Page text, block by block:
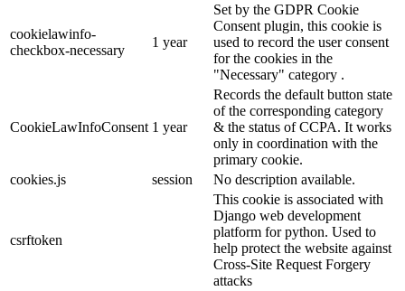
cookielawinfo-
checkbox-necessary
1 year
Set by the GDPR Cookie
Consent plugin, this cookie is
used to record the user consent
for the cookies in the
"Necessary" category .
CookieLawInfoConsent 1 year
Records the default button state
of the corresponding category
& the status of CCPA. It works
only in coordination with the
primary cookie.
cookies.js
session No description available.
csrftoken
This cookie is associated with
Django web development
platform for python. Used to
help protect the website against
Cross-Site Request Forgery
attacks